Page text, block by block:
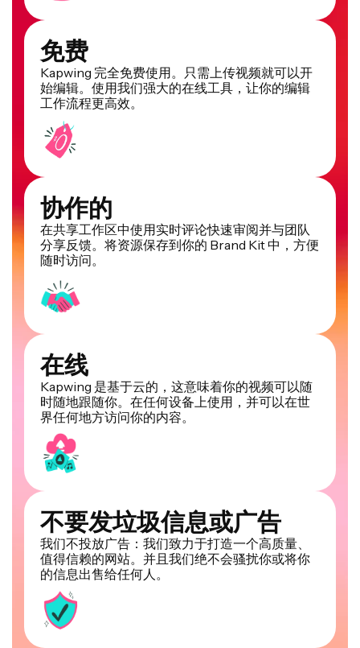
免费
Kapwing 完全免费使用。只需上传视频就可以开
始编辑。使用我们强大的在线工具，让你的编辑
工作流程更高效。
协作的
在共享工作区中使用实时评论快速审阅并与团队
分享反馈。将资源保存到你的 Brand Kit 中，方便
随时访问。
在线
Kapwing 是基于云的，这意味着你的视频可以随
时随地跟随你。在任何设备上使用，并可以在世
界任何地方访问你的内容。
不要发垃圾信息或广告
我们不投放广告：我们致力于打造一个高质量、
值得信赖的网站。并且我们绝不会骚扰你或将你
的信息出售给任何人。